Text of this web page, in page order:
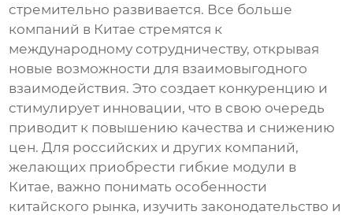
стремительно развивается. Все больше
компаний в Китае стремятся к
международному сотрудничеству, открывая
новые возможности для взаимовыгодного
взаимодействия. Это создает конкуренцию и
стимулирует инновации, что в свою очередь
приводит к повышению качества и снижению
цен. Для российских и других компаний,
желающих приобрести гибкие модули в
Китае, важно понимать особенности
китайского рынка, изучить законодательство и